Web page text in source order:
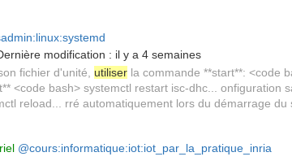
modification : il y a 4 semaines
fichier d'unité, utiliser la commande **start**: <code
<code bash> systemctl restart isc-dhc... onfiguration
reload... rré automatiquement lors du démarrage du
@cours:informatique:iot:iot_par_la_pratique_inria